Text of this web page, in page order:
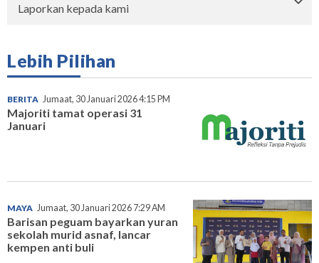
Laporkan kepada kami
Lebih Pilihan
BERITA Jumaat, 30 Januari 2026 4:15 PM
Majoriti tamat operasi 31
Januari
MAYA Jumaat, 30 Januari 2026 7:29 AM
Barisan peguam bayarkan yuran
sekolah murid asnaf, lancar
kempen anti buli